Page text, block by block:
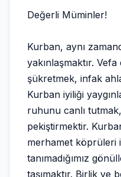
Değerli Müminler!
Kurban, aynı
yakınlaşmaktır.
şükretmek, infak
Kurban iyiliği
ruhunu canlı
pekiştirmektir.
merhamet köprüleri
tanımadığımız
taşımaktır. Birlik ve